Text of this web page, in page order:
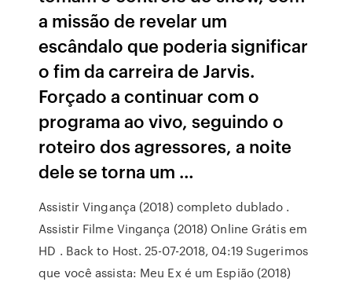
a missão de revelar um
escândalo que poderia significar
o fim da carreira de Jarvis.
Forçado a continuar com o
programa ao vivo, seguindo o
roteiro dos agressores, a noite
dele se torna um …
Assistir Vingança (2018) completo dublado .
Assistir Filme Vingança (2018) Online Grátis em
HD . Back to Host. 25-07-2018, 04:19 Sugerimos
que você assista: Meu Ex é um Espião (2018)